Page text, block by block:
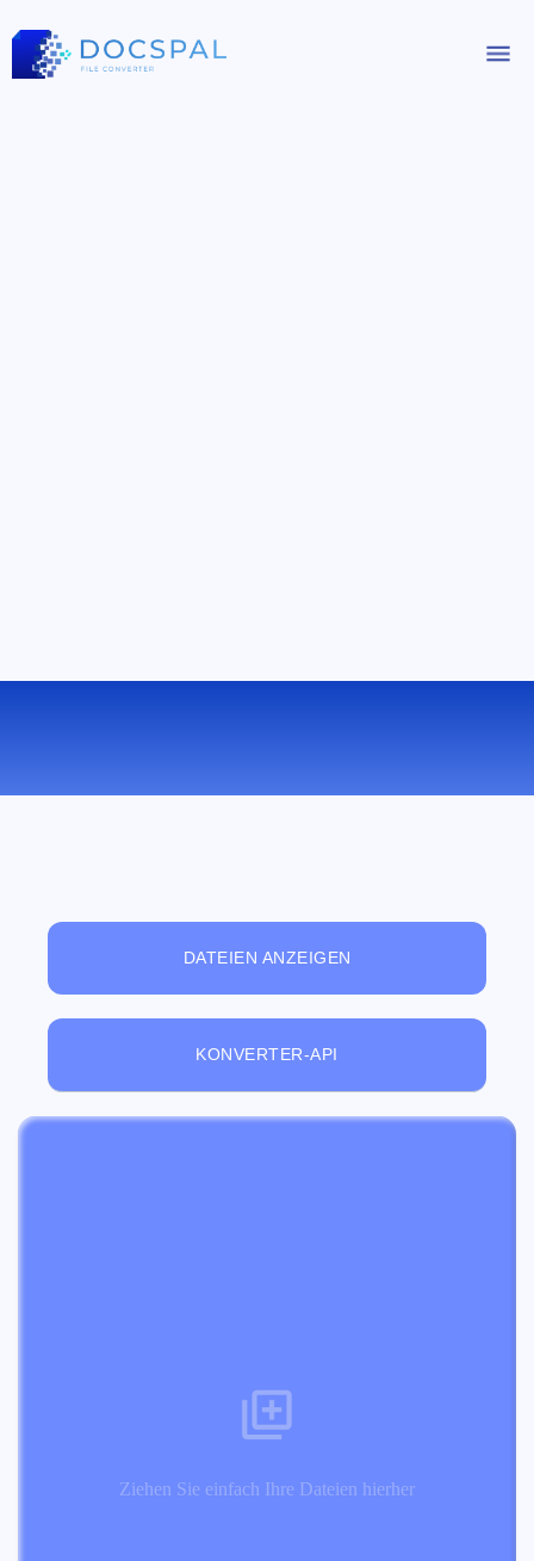
DATEIEN ANZEIGEN
KONVERTER-API
Ziehen Sie einfach Ihre Dateien hierher